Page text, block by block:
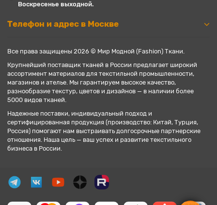
Воскресенье выходной.
Телефон и адрес в Москве
Все права защищены 2026 © Мир Модной (Fashion) Ткани.
Крупнейший поставщик тканей в России предлагает широкий
ассортимент материалов для текстильной промышленности,
магазинов и ателье. Мы гарантируем высокое качество,
разнообразие текстур, цветов и дизайнов — в наличии более
5000 видов тканей.
Надежные поставки, индивидуальный подход и
сертифицированная продукция (производство: Китай, Турция,
Россия) помогают нам выстраивать долгосрочные партнерские
отношения. Наша цель — ваш успех и развитие текстильного
бизнеса в России.